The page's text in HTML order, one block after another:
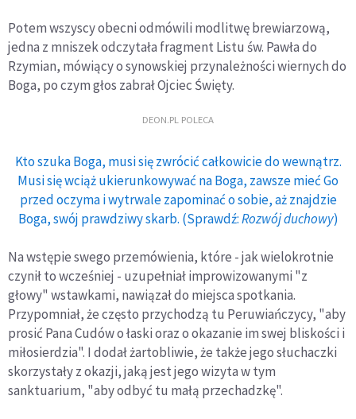
Potem wszyscy obecni odmówili modlitwę brewiarzową,
jedna z mniszek odczytała fragment Listu św. Pawła do
Rzymian, mówiący o synowskiej przynależności wiernych do
Boga, po czym głos zabrał Ojciec Święty.
DEON.PL POLECA
Kto szuka Boga, musi się zwrócić całkowicie do wewnątrz.
Musi się wciąż ukierunkowywać na Boga, zawsze mieć Go
przed oczyma i wytrwale zapominać o sobie, aż znajdzie
Boga, swój prawdziwy skarb. (Sprawdź:Rozwój duchowy)
Na wstępie swego przemówienia, które - jak wielokrotnie
czynił to wcześniej - uzupełniał improwizowanymi "z
głowy" wstawkami, nawiązał do miejsca spotkania.
Przypomniał, że często przychodzą tu Peruwiańczycy, "aby
prosić Pana Cudów o łaski oraz o okazanie im swej bliskości i
miłosierdzia". I dodał żartobliwie, że także jego słuchaczki
skorzystały z okazji, jaką jest jego wizyta w tym
sanktuarium, "aby odbyć tu małą przechadzkę".